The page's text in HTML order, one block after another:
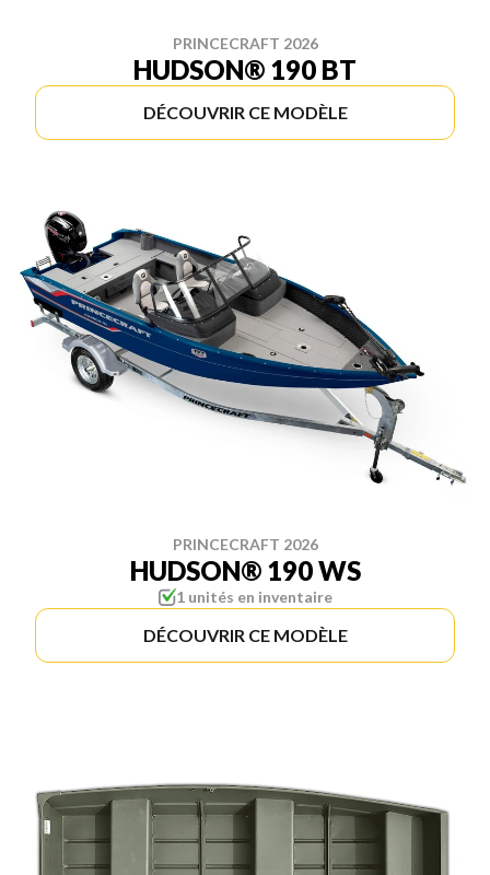
PRINCECRAFT 2026
HUDSON® 190 BT
DÉCOUVRIR CE MODÈLE
PRINCECRAFT 2026
HUDSON® 190 WS
1 unités en inventaire
DÉCOUVRIR CE MODÈLE